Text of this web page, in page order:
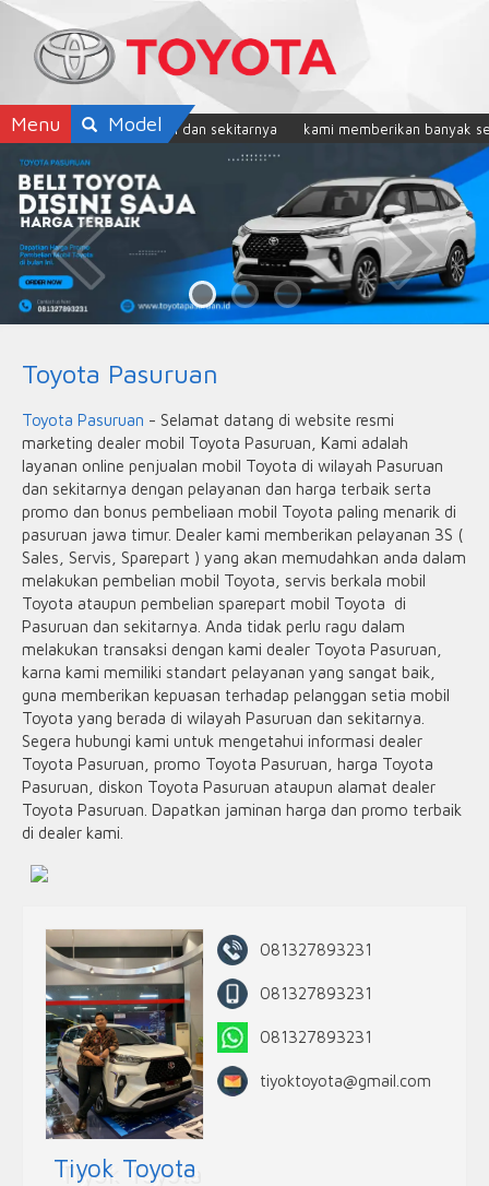
di Pasuruan dan sekitarnya kami memberikan banyak sekali
Menu Model
Toyota Pasuruan
Toyota Pasuruan - Selamat datang di website resmi
marketing dealer mobil Toyota Pasuruan, Kami adalah
layanan online penjualan mobil Toyota di wilayah Pasuruan
dan sekitarnya dengan pelayanan dan harga terbaik serta
promo dan bonus pembeliaan mobil Toyota paling menarik di
pasuruan jawa timur. Dealer kami memberikan pelayanan 3S (
Sales, Servis, Sparepart ) yang akan memudahkan anda dalam
melakukan pembelian mobil Toyota, servis berkala mobil
Toyota ataupun pembelian sparepart mobil Toyota di
Pasuruan dan sekitarnya. Anda tidak perlu ragu dalam
melakukan transaksi dengan kami dealer Toyota Pasuruan,
karna kami memiliki standart pelayanan yang sangat baik,
guna memberikan kepuasan terhadap pelanggan setia mobil
Toyota yang berada di wilayah Pasuruan dan sekitarnya.
Segera hubungi kami untuk mengetahui informasi dealer
Toyota Pasuruan, promo Toyota Pasuruan, harga Toyota
Pasuruan, diskon Toyota Pasuruan ataupun alamat dealer
Toyota Pasuruan. Dapatkan jaminan harga dan promo terbaik
di dealer kami.
Tiyok Toyota
081327893231
081327893231
081327893231
tiyoktoyota@gmail.com